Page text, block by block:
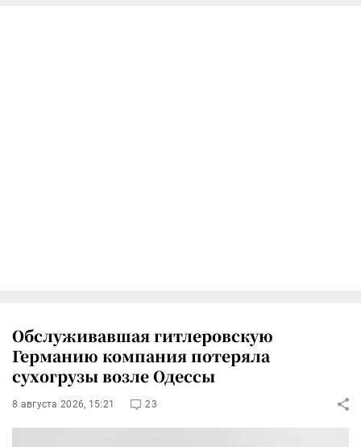
Обслуживавшая гитлеровскую
Германию компания потеряла
сухогрузы возле Одессы
8 августа 2026, 15:21 23